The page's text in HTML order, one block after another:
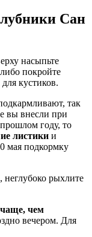
Сан
насыпьте
покройте
кустиков.
так
вы внесли при
году, то
листики и
мая подкормку
рыхлите
чаще, чем
вечером. Для